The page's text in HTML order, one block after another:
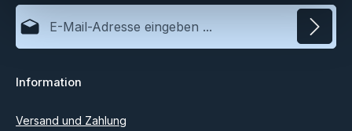
E-Mail-Adresse*
Ich habe dieDatenschutzbestimmungen
einverstanden.
Information
Versand und Zahlung